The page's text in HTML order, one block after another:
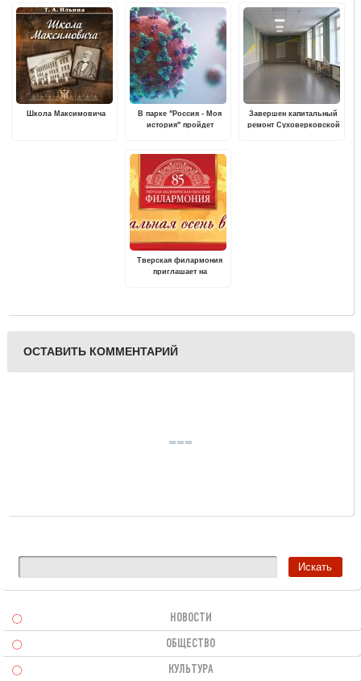
Школа Максимовича
В парке "Россия - Моя
история" пройдет
Завершен капитальный
ремонт Суховерковской
Тверская филармония
приглашает на
ОСТАВИТЬ КОММЕНТАРИЙ
НОВОСТИ
ОБЩЕСТВО
КУЛЬТУРА